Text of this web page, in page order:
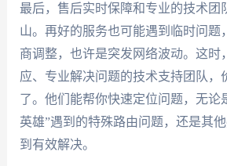
最后，售后实时保障和专业的技术团
山。再好的服务也可能遇到临时问题
商调整，也许是突发网络波动。这时
应、专业解决问题的技术支持团队，
了。他们能帮你快速定位问题，无论
英雄”遇到的特殊路由问题，还是其
到有效解决。